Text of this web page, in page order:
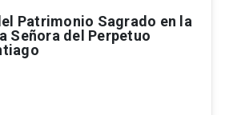
Patrimonio Sagrado en la
Señora del Perpetuo